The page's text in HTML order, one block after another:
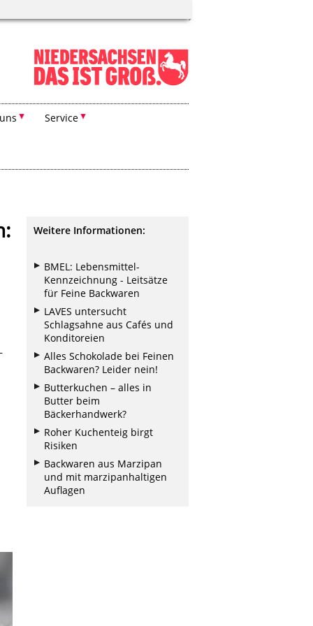
Service
Weitere Informationen:
BMEL: Lebensmittel-
Kennzeichnung - Leitsätze
für Feine Backwaren
LAVES untersucht
Schlagsahne aus Cafés und
Konditoreien
Alles Schokolade bei Feinen
Backwaren? Leider nein!
Butterkuchen – alles in
Butter beim
Bäckerhandwerk?
Roher Kuchenteig birgt
Risiken
Backwaren aus Marzipan
und mit marzipanhaltigen
Auflagen